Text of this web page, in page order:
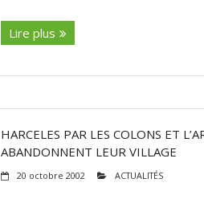
Lire plus
HARCELES PAR LES COLONS ET
ABANDONNENT LEUR VILLAGE
20 octobre 2002 ACTUALITÉS